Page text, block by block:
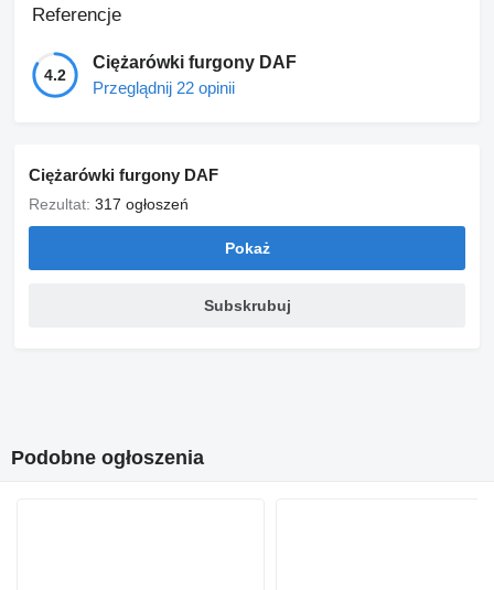
Referencje
4.2
Ciężarówki furgony DAF
Przeglądnij 22 opinii
Ciężarówki furgony DAF
Rezultat: 317 ogłoszeń
Pokaż
Subskrubuj
Podobne ogłoszenia